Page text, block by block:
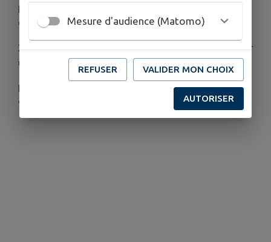
pour une durée limitée (6 mois) moyennant une
caution.
2) Des vélos pourront aussi vous être vendus pour
un prix modique et remis en état sur place
Renseignements sur place la mercredi ou au 05 55
97 40 28 et 07 87 12 12 19
Mesure d'audience (Matomo)
REFUSER VALIDER MON CHOIX
AUTORISER